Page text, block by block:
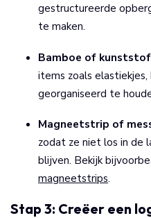
gestructureerde
te maken.
Bamboe of
items zoals
georganiseerd te
Magneetstrip of
zodat ze niet los in de
blijven. Bekijk
magneetstrips.
Stap 3: Creëer een